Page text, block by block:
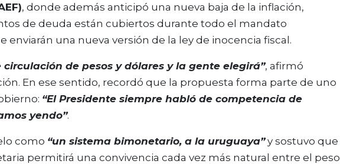
, donde además anticipó una nueva baja de la inflación,
de deuda están cubiertos durante todo el mandato
enviarán una nueva versión de la ley de inocencia fiscal.
de pesos y dólares y la gente elegirá”, afirmó
En ese sentido, recordó que la propuesta forma parte de uno
“El Presidente siempre habló de competencia de
yendo”.
como “un sistema bimonetario, a la uruguaya”y sostuvo que
permitirá una convivencia cada vez más natural entre el peso